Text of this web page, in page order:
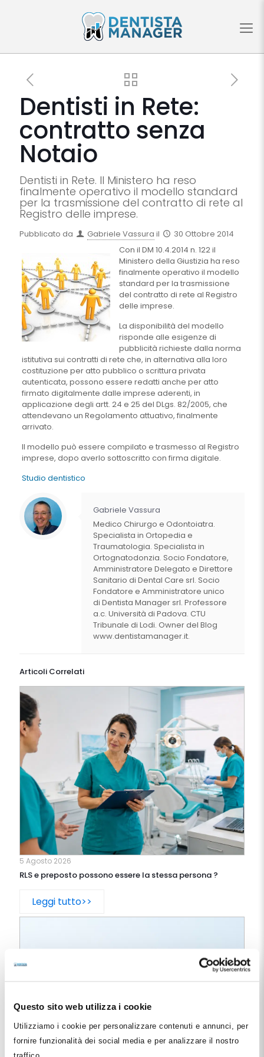
Questo sito web utilizza i cookie
Utilizziamo i cookie per personalizzare contenuti e annunci, per
fornire funzionalità dei social media e per analizzare il nostro
traffico.
Dentisti in Rete:
contratto senza
Notaio
Dentisti in Rete. Il Ministero ha reso
finalmente operativo il modello standard
per la trasmissione del contratto di rete al
Registro delle imprese.
Pubblicato da Gabriele Vassura il
30 Ottobre 2014
Con il DM 10.4.2014 n. 122 il
Ministero della Giustizia ha reso
finalmente operativo il modello
standard per la trasmissione
del contratto di rete al Registro
delle imprese.
La disponibilità del modello
risponde alle esigenze di
pubblicità richieste dalla norma
istitutiva sui contratti di rete che, in alternativa alla loro
costituzione per atto pubblico o scrittura privata
autenticata, possono essere redatti anche per atto
firmato digitalmente dalle imprese aderenti, in
applicazione degli artt. 24 e 25 del DLgs. 82/2005, che
attendevano un Regolamento attuativo, finalmente
arrivato.
Il modello può essere compilato e trasmesso al Registro
imprese, dopo averlo sottoscritto con firma digitale.
Studio dentistico
Gabriele Vassura
Medico Chirurgo e Odontoiatra.
Specialista in Ortopedia e
Traumatologia. Specialista in
Ortognatodonzia. Socio Fondatore,
Amministratore Delegato e Direttore
Sanitario di Dental Care srl. Socio
Fondatore e Amministratore unico
di Dentista Manager srl. Professore
a.c. Università di Padova. CTU
Tribunale di Lodi. Owner del Blog
www.dentistamanager.it.
Articoli Correlati
5 Agosto 2026
RLS e preposto possono essere la stessa persona ?
Leggi tutto>>